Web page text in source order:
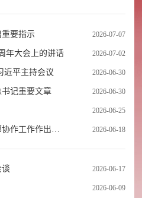
红十字组织在
要指示 2026-07-07
年大会上的讲话 2026-07-02
近平主持会议 2026-06-30
书记重要文章 2026-06-30
2026-06-25
作工作作出重 2026-06-18
2026-06-17
2026-06-09